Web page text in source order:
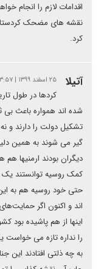
اقدامات لازم را انجام
نقشه های مضحک کردستان
کرد.
آتیلا ۲۵ اسفند ۱۳۹۹ | ۱۳:۵۷
کردها در طول
شده اند همواره باعث بی
تشکیل دولت را دارند و
گیر می شوند به همین
دیگران بودند ارمنیها
کمک روسیه توانستند یک
حتی خود روسیه هم به
اند و اکنون اگر
اینها از هم پاشیده بود
را نداره تازه می
به چه ذلتی افتادند این